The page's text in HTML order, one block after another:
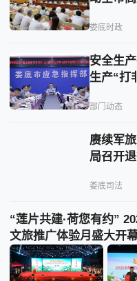
娄底时政
安全生
生产“打
部门动态
赓续军
局召开
娄底司法
“莲片共建·荷您有约”
文旅推广体验月盛大开